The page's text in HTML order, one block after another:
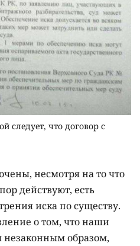
следует, что договор с
несмотря на то что
действуют, есть
иска по существу.
о том, что наши
незаконным образом,